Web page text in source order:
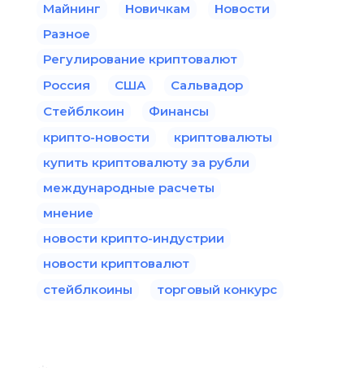
Майнинг
Новичкам
Новости
Разное
Регулирование криптовалют
Россия
США
Сальвадор
Стейблкоин
Финансы
крипто-новости
криптовалюты
купить криптовалюту за рубли
международные расчеты
мнение
новости крипто-индустрии
новости криптовалют
стейблкоины
торговый конкурс